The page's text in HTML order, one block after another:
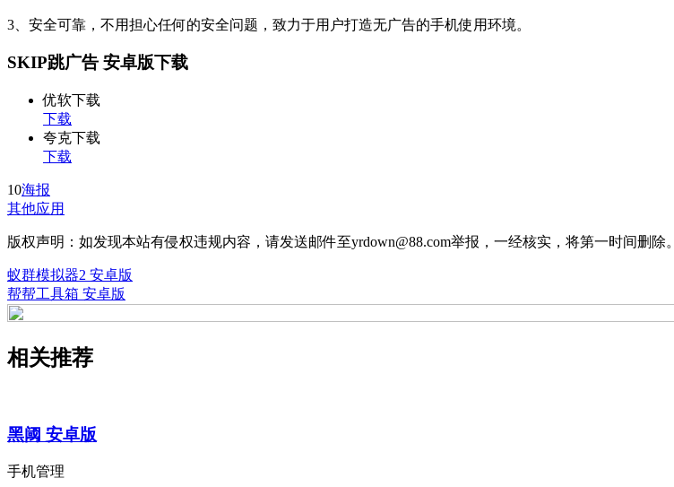
3、安全可靠，不用担心任何的安全问题，致力于用户打造无广告的手机使用环境。
SKIP跳广告 安卓版下载
优软下载
下载
夸克下载
下载
10海报
其他应用
版权声明：如发现本站有侵权违规内容，请发送邮件至yrdown@88.com举报，一经核实，将第一时间删除。
蚁群模拟器2 安卓版
帮帮工具箱 安卓版
相关推荐
黑阈 安卓版
手机管理